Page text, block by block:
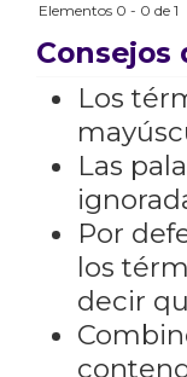
Elementos 0 - 0 de 1
Consejos
Los
Las
Por
los
decir